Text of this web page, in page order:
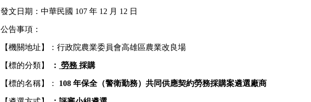
發文日期：中華民國 107 年 12 月 12 日
公告事項：
【機關地址】：行政院農業委員會高雄區農業改良場
【標的分類】 ： 勞務 採購
【標的名稱】： 108 年保全（警衛勤務）共同供應契約勞務採購案遴選廠商